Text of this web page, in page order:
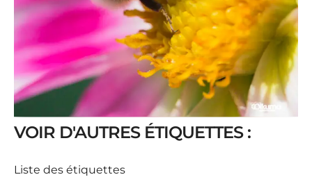
VOIR D'AUTRES ÉTIQUETTES :
Liste des étiquettes